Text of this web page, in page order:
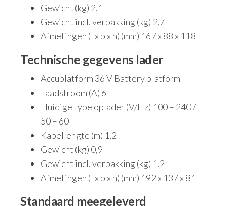
Gewicht (kg) 2,1
Gewicht incl. verpakking (kg) 2,7
Afmetingen (l x b x h) (mm) 167 x 88 x 118
Technische gegevens lader
Accuplatform 36 V Battery platform
Laadstroom (A) 6
Huidige type oplader (V/Hz) 100 – 240 /
50 – 60
Kabellengte (m) 1,2
Gewicht (kg) 0,9
Gewicht incl. verpakking (kg) 1,2
Afmetingen (l x b x h) (mm) 192 x 137 x 81
Standaard meegeleverd